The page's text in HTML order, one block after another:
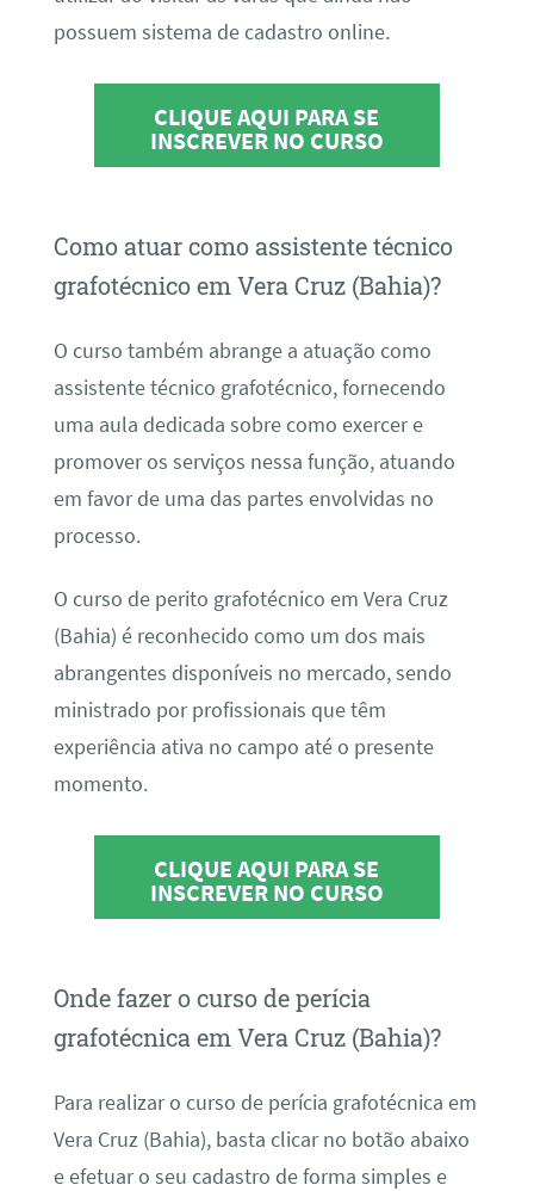
possuem sistema de cadastro online.
CLIQUE AQUI PARA SE
INSCREVER NO CURSO
Como atuar como assistente técnico
grafotécnico em Vera Cruz (Bahia)?
O curso também abrange a atuação como
assistente técnico grafotécnico, fornecendo
uma aula dedicada sobre como exercer e
promover os serviços nessa função, atuando
em favor de uma das partes envolvidas no
processo.
O curso de perito grafotécnico em Vera Cruz
(Bahia) é reconhecido como um dos mais
abrangentes disponíveis no mercado, sendo
ministrado por profissionais que têm
experiência ativa no campo até o presente
momento.
CLIQUE AQUI PARA SE
INSCREVER NO CURSO
Onde fazer o curso de perícia
grafotécnica em Vera Cruz (Bahia)?
Para realizar o curso de perícia grafotécnica em
Vera Cruz (Bahia), basta clicar no botão abaixo
e efetuar o seu cadastro de forma simples e